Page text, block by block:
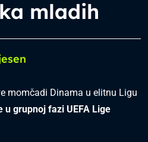
mladih
momčadi Dinama u elitnu Ligu
u grupnoj fazi UEFA Lige